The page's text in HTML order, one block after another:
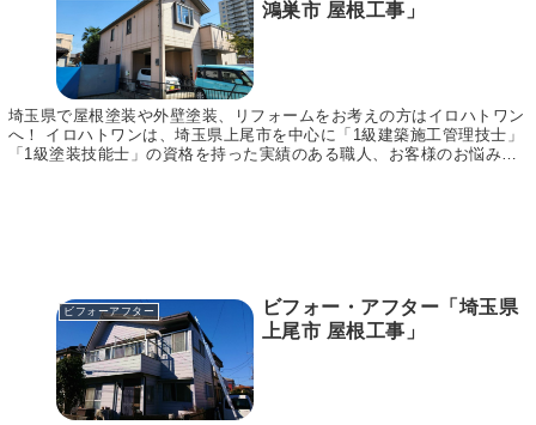
鴻巣市 屋根工事」
埼玉県で屋根塗装や外壁塗装、リフォームをお考えの方はイロハトワン
へ！ イロハトワンは、埼玉県上尾市を中心に「1級建築施工管理技士」
「1級塗装技能士」の資格を持った実績のある職人、お客様のお悩みに
ビフォーアフター
ビフォー・アフター「埼玉県
上尾市 屋根工事」